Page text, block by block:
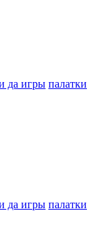
да игры палатки
да игры палатки